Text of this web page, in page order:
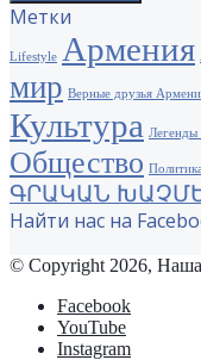
Метки
Lifestyle Армения
мир Верные друзья
Культура
Общество Политика
ԳՐԱԿԱՆ
Найти нас на
© Copyright 2026,
Facebook
YouTube
Instagram